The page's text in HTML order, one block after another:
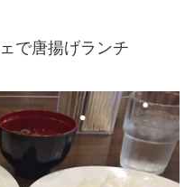
で唐揚げランチ